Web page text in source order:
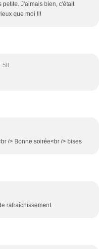
J'aimais bien, c'était
que moi !!!
/> Bonne soirée<br /> bises
rafraîchissement.